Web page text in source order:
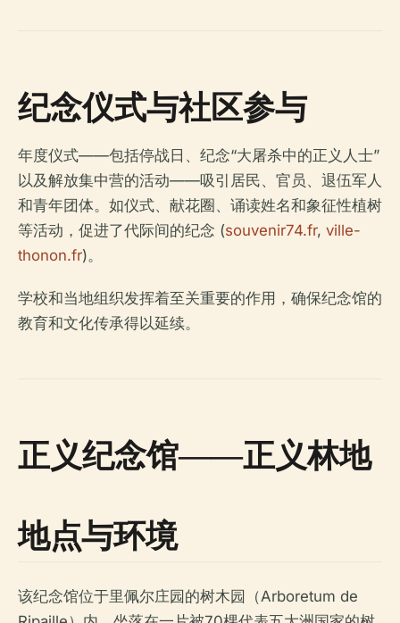
纪念仪式与社区参与
年度仪式——包括停战日、纪念“大屠杀中的正义人士”
以及解放集中营的活动——吸引居民、官员、退伍军人
和青年团体。如仪式、献花圈、诵读姓名和象征性植树
等活动，促进了代际间的纪念 (souvenir74.fr, ville-
thonon.fr)。
学校和当地组织发挥着至关重要的作用，确保纪念馆的
教育和文化传承得以延续。
正义纪念馆——正义林地
地点与环境
该纪念馆位于里佩尔庄园的树木园（Arboretum de